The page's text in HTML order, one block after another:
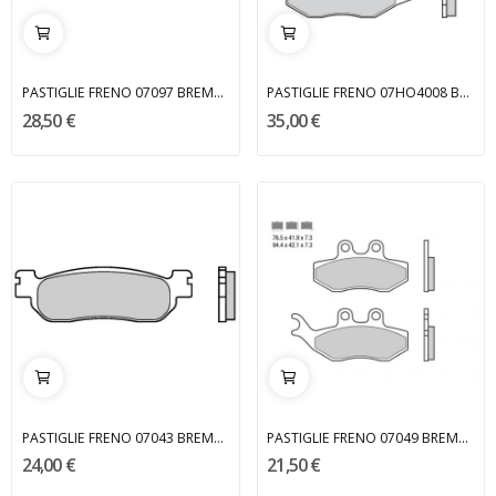
PASTIGLIE FRENO 07097 BREMBO
28,50 €
PASTIGLIE FRENO 07HO4008 BREMBO
35,00 €
PASTIGLIE FRENO 07043 BREMBO
24,00 €
PASTIGLIE FRENO 07049 BREMBO
21,50 €